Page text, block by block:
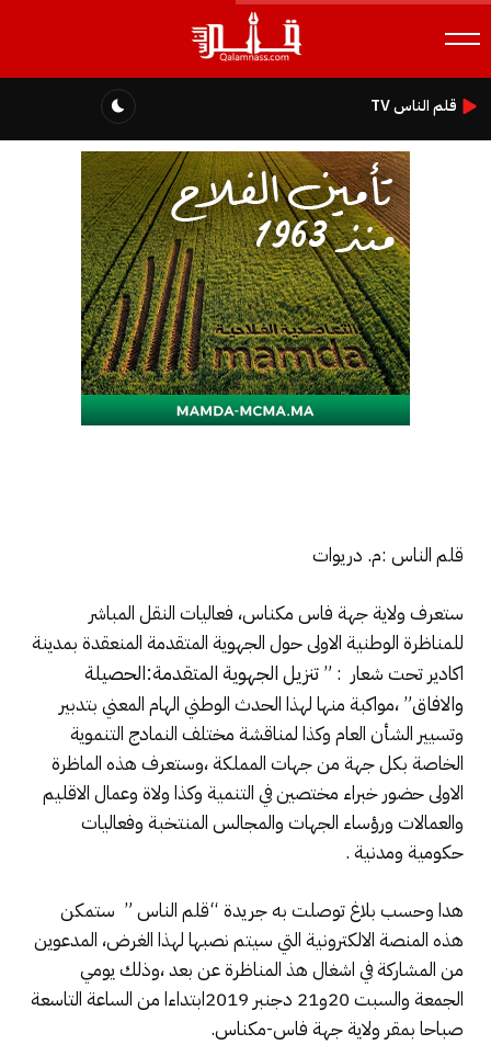
قلم الناس TV
قلم الناس :م. دريوات
ستعرف ولاية جهة فاس مكناس، فعاليات النقل المباشر
للمناظرة الوطنية الاولى حول الجهوية المتقدمة المنعقدة بمدينة
اكادير تحت شعار : ”تنزيل الجهوية المتقدمة:الحصيلة
والافاق” ،مواكبة منها لهذا الحدث الوطني الهام المعني بتدبير
وتسيير الشأن العام وكذا لمناقشة مختلف النمادج التنموية
الخاصة بكل جهة من جهات المملكة ،وستعرف هذه الماظرة
الاولى حضور خبراء مختصين في التنمية وكذا ولاة وعمال الاقليم
والعمالات ورؤساء الجهات والمجالس المنتخبة وفعاليات
حكومية ومدنية .
هدا وحسب بلاغ توصلت به جريدة “قلم الناس ” ستمكن
هذه المنصة الالكترونية التي سيتم نصبها لهذا الغرض، المدعوين
من المشاركة في اشغال هذ المناظرة عن بعد ،وذلك يومي
الجمعة والسبت 20و21 دجنبر 2019ابتداءا من الساعة التاسعة
صباحا بمقر ولاية جهة فاس-مكناس.